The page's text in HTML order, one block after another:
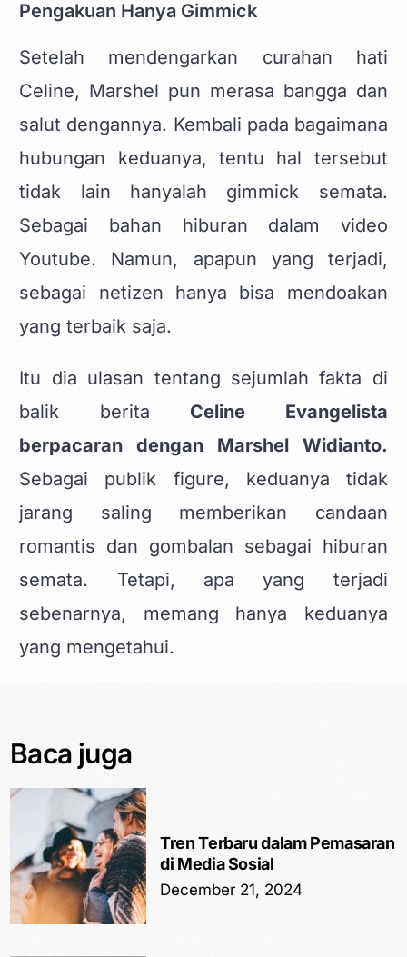
Pengakuan Hanya Gimmick
Setelah mendengarkan curahan hati
Celine, Marshel pun merasa bangga dan
salut dengannya. Kembali pada bagaimana
hubungan keduanya, tentu hal tersebut
tidak lain hanyalah gimmick semata.
Sebagai bahan hiburan dalam video
Youtube. Namun, apapun yang terjadi,
sebagai netizen hanya bisa mendoakan
yang terbaik saja.
Itu dia ulasan tentang sejumlah fakta di
balik berita Celine Evangelista
berpacaran dengan Marshel Widianto.
Sebagai publik figure, keduanya tidak
jarang saling memberikan candaan
romantis dan gombalan sebagai hiburan
semata. Tetapi, apa yang terjadi
sebenarnya, memang hanya keduanya
yang mengetahui.
Baca juga
Tren Terbaru dalam Pemasaran
di Media Sosial
December 21, 2024